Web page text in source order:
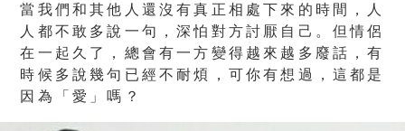
當我們和其他人還沒有真正相處下來的時間，人
人都不敢多說一句，深怕對方討厭自己。但情侶
在一起久了，總會有一方變得越來越多廢話，有
時候多說幾句已經不耐煩，可你有想過，這都是
因為「愛」嗎？